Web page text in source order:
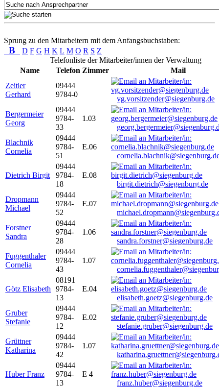
Sprung zu den Mitarbeitern mit dem Anfangsbuchstaben:
B D F G H K L M O R S Z
Telefonliste der Mitarbeiter/innen der Verwaltung
Name
Telefon Zimmer
Mail
Zeitler
Gerhard
09444
9784-0
vg.vorsitzender@siegenburg.de
Bergermeier
Georg
09444
9784-
33
1.03
Blachnik
Cornelia
09444
9784-
51
E.06
Dietrich Birgit
09444
9784-
18
E.08
birgit.dietrich@siegenburg.de
Dropmann
Michael
09444
9784-
52
E.07
Forstner
Sandra
09444
9784-
28
1.06
sandra.forstner@siegenburg.de
Fuggenthaler
Cornelia
09444
9784-
43
1.07
Götz Elisabeth
08191
9784-
13
E.04
elisabeth.goetz@siegenburg.de
Gruber
Stefanie
09444
9784-
12
E.02
stefanie.gruber@siegenburg.de
Grüttner
Katharina
09444
9784-
42
1.07
Huber Franz
09444
9784-
13
E 4
franz.huber@siegenburg.de